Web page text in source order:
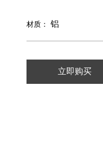
材质： 铝
立即购买